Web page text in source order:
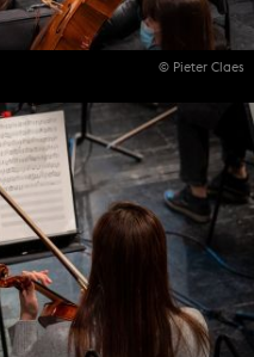
© Pieter Claes